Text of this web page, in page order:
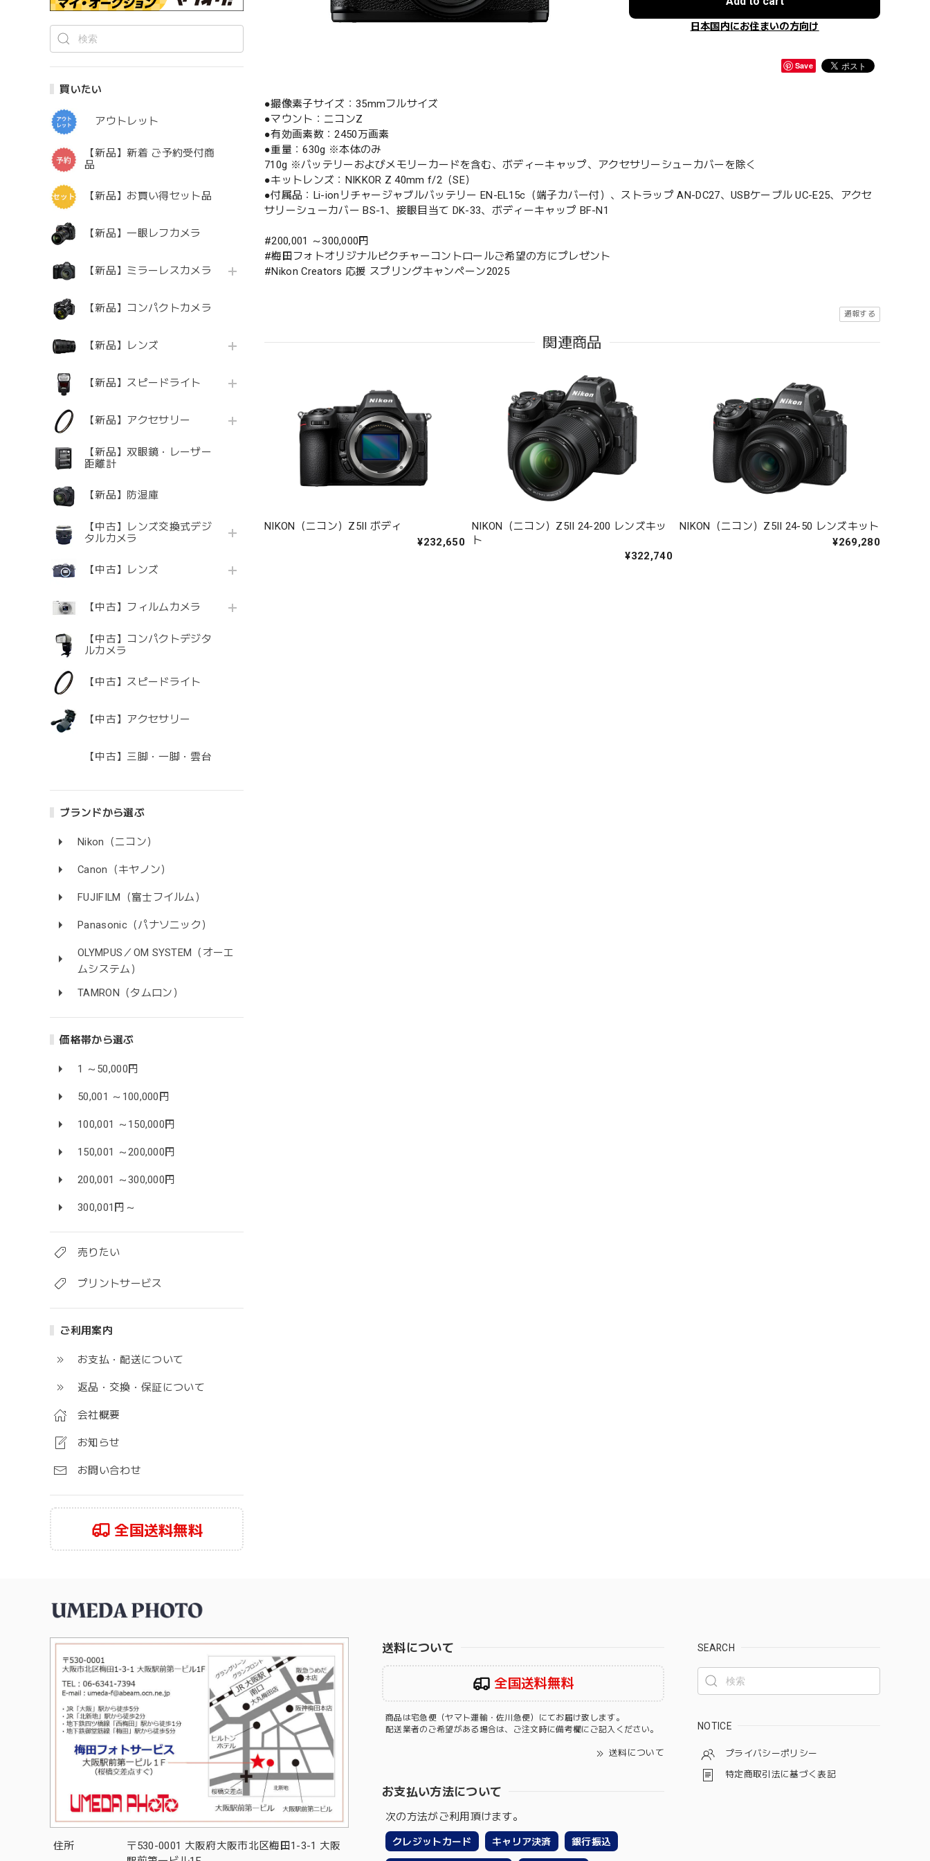
買いたい
アウトレット
【新品】新着 ご予約受付商
品
【新品】お買い得セット品
【新品】一眼レフカメラ
【新品】ミラーレスカメラ
【新品】コンパクトカメラ
【新品】レンズ
【新品】スピードライト
【新品】アクセサリー
【新品】双眼鏡・レーザー
距離計
【新品】防湿庫
【中古】レンズ交換式デジ
タルカメラ
【中古】レンズ
【中古】フィルムカメラ
【中古】コンパクトデジタ
ルカメラ
【中古】スピードライト
【中古】アクセサリー
【中古】三脚・一脚・雲台
ブランドから選ぶ
Nikon（ニコン）
Canon（キヤノン）
FUJIFILM（富士フイルム）
Panasonic（パナソニック）
OLYMPUS／OM SYSTEM（オーエ
ムシステム）
TAMRON（タムロン）
価格帯から選ぶ
1 ～50,000円
50,001 ～100,000円
100,001 ～150,000円
150,001 ～200,000円
200,001 ～300,000円
300,001円～
売りたい
プリントサービス
ご利用案内
お支払・配送について
返品・交換・保証について
会社概要
お知らせ
お問い合わせ
全国送料無料
日本国内にお住まいの方向け
Save
●撮像素子サイズ：35mmフルサイズ
●マウント：ニコンZ
●有効画素数：2450万画素
●重量：630g ※本体のみ
710g ※バッテリーおよびメモリーカードを含む、ボディーキャップ、アクセサリーシューカバーを除く
●キットレンズ：NIKKOR Z 40mm f/2（SE）
●付属品：Li-ionリチャージャブルバッテリー EN-EL15c（端子カバー付）、ストラップ AN-DC27、USBケーブル UC-E25、アクセ
サリーシューカバー BS‑1、接眼目当て DK-33、ボディーキャップ BF-N1
#200,001 ～300,000円
#梅田フォトオリジナルピクチャーコントロールご希望の方にプレゼント
#Nikon Creators 応援 スプリングキャンペーン2025
通報する
関連商品
NIKON（ニコン）Z5II ボディ
¥232,650
NIKON（ニコン）Z5II 24-200 レンズキッ
ト
¥322,740
NIKON（ニコン）Z5II 24-50 レンズキット
¥269,280
住所
〒530-0001 大阪府大阪市北区梅田1-3-1 大阪
送料について
全国送料無料
商品は宅急便（ヤマト運輸・佐川急便）にてお届け致します。
配送業者のご希望がある場合は、ご注文時に備考欄にご記入ください。
送料について
お支払い方法について
次の方法がご利用頂けます。
クレジットカード キャリア決済 銀行振込
SEARCH
NOTICE
プライバシーポリシー
特定商取引法に基づく表記